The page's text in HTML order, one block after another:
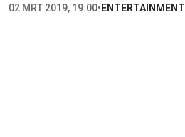
02 MRT 2019, 19:00• ENTERTAINMENT